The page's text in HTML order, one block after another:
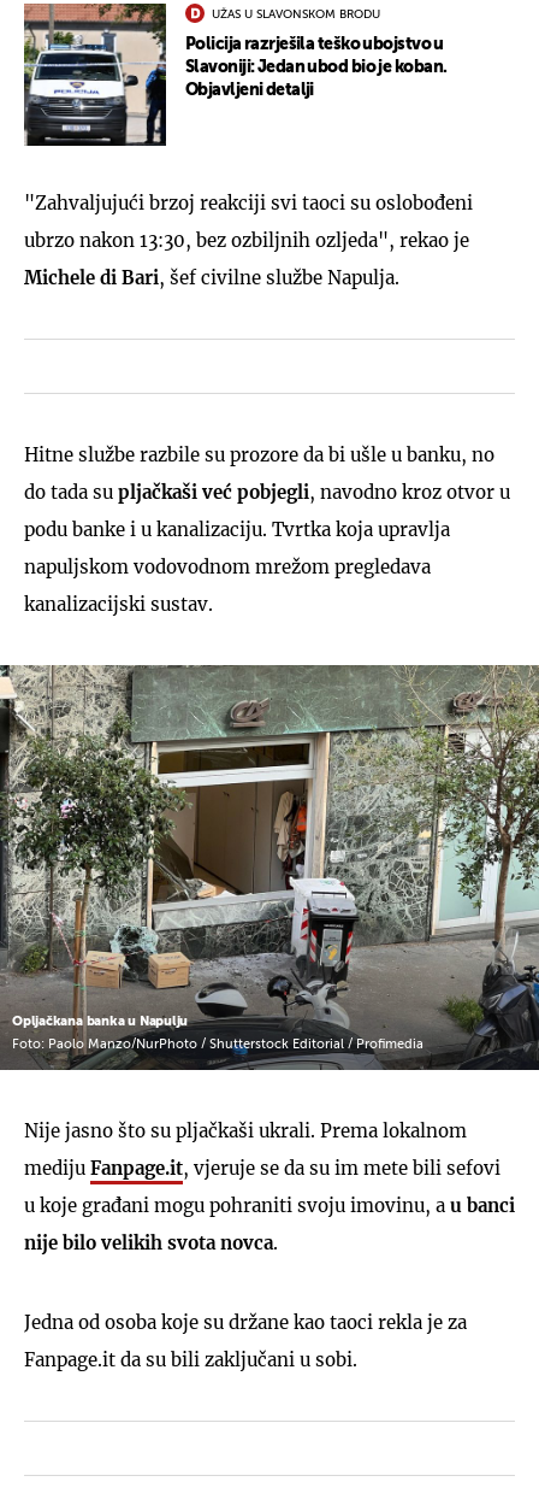
UŽAS U SLAVONSKOM BRODU
Policija razrješila teško ubojstvo u
Slavoniji: Jedan ubod bio je koban.
Objavljeni detalji
"Zahvaljujući brzoj reakciji svi taoci su oslobođeni
ubrzo nakon 13:30, bez ozbiljnih ozljeda", rekao je
Michele di Bari, šef civilne službe Napulja.
Hitne službe razbile su prozore da bi ušle u banku, no
do tada su pljačkaši već pobjegli, navodno kroz otvor u
podu banke i u kanalizaciju. Tvrtka koja upravlja
napuljskom vodovodnom mrežom pregledava
kanalizacijski sustav.
Opljačkana banka u Napulju
Foto: Paolo Manzo/NurPhoto / Shutterstock Editorial / Profimedia
Nije jasno što su pljačkaši ukrali. Prema lokalnom
mediju Fanpage.it, vjeruje se da su im mete bili sefovi
u koje građani mogu pohraniti svoju imovinu, a u banci
nije bilo velikih svota novca.
Jedna od osoba koje su držane kao taoci rekla je za
Fanpage.it da su bili zaključani u sobi.